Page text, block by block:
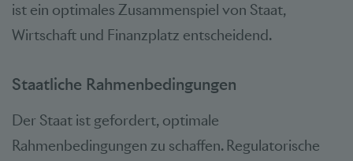
ist ein optimales Zusammenspiel von Staat,
Wirtschaft und Finanzplatz entscheidend.
Staatliche Rahmenbedingungen
Der Staat ist gefordert, optimale
Rahmenbedingungen zu schaffen. Regulatorische